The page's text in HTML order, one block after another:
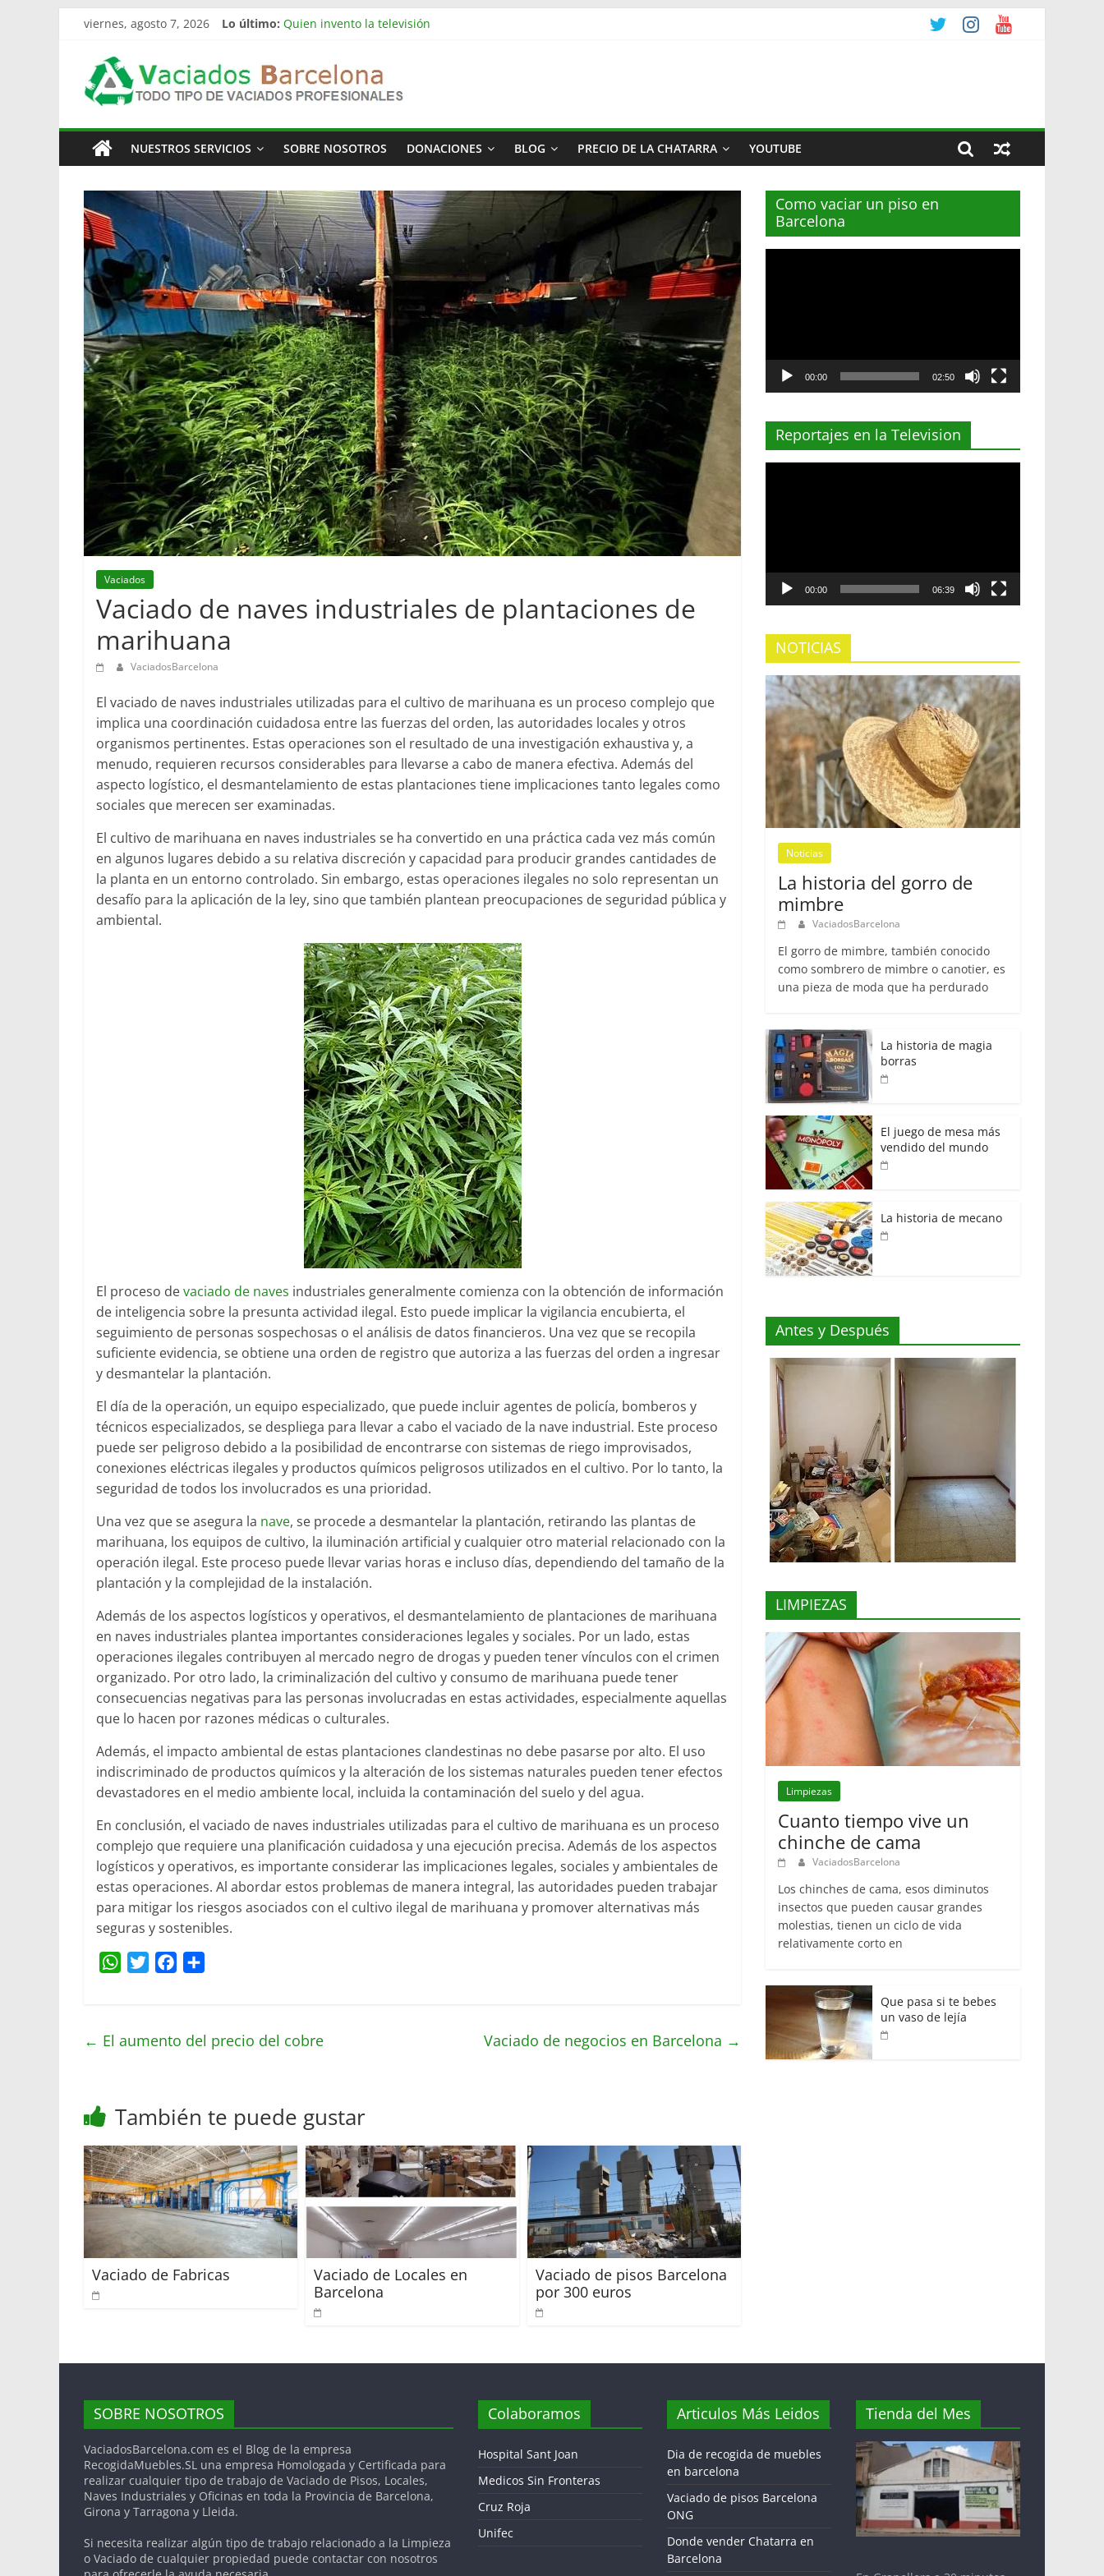
Saltar
contenido
viernes, agosto 7, 2026 Lo último: Quien invento la televisión
Vaciamos Masías: vaciado de pisos, locales, naves y propiedades completas
La televisión más cara del mundo
Vaciado
Pisos
Barcelona
Todo
Tipo
de
Vaciados
en
Barcelona
NUESTROS SERVICIOS SOBRE NOSOTROS DONACIONES BLOG PRECIO DE LA CHATARRA YOUTUBE
Vaciados
Vaciado de naves industriales de plantaciones de
marihuana
VaciadosBarcelona
El vaciado de naves industriales utilizadas para el cultivo de marihuana es un proceso complejo que
implica una coordinación cuidadosa entre las fuerzas del orden, las autoridades locales y otros
organismos pertinentes. Estas operaciones son el resultado de una investigación exhaustiva y, a
menudo, requieren recursos considerables para llevarse a cabo de manera efectiva. Además del
aspecto logístico, el desmantelamiento de estas plantaciones tiene implicaciones tanto legales como
sociales que merecen ser examinadas.
El cultivo de marihuana en naves industriales se ha convertido en una práctica cada vez más común
en algunos lugares debido a su relativa discreción y capacidad para producir grandes cantidades de
la planta en un entorno controlado. Sin embargo, estas operaciones ilegales no solo representan un
desafío para la aplicación de la ley, sino que también plantean preocupaciones de seguridad pública y
ambiental.
El proceso devaciado de naves industriales generalmente comienza con la obtención de información
de inteligencia sobre la presunta actividad ilegal. Esto puede implicar la vigilancia encubierta, el
seguimiento de personas sospechosas o el análisis de datos financieros. Una vez que se recopila
suficiente evidencia, se obtiene una orden de registro que autoriza a las fuerzas del orden a ingresar
y desmantelar la plantación.
El día de la operación, un equipo especializado, que puede incluir agentes de policía, bomberos y
técnicos especializados, se despliega para llevar a cabo el vaciado de la nave industrial. Este proceso
puede ser peligroso debido a la posibilidad de encontrarse con sistemas de riego improvisados,
conexiones eléctricas ilegales y productos químicos peligrosos utilizados en el cultivo. Por lo tanto, la
seguridad de todos los involucrados es una prioridad.
Una vez que se asegura la nave, se procede a desmantelar la plantación, retirando las plantas de
marihuana, los equipos de cultivo, la iluminación artificial y cualquier otro material relacionado con la
operación ilegal. Este proceso puede llevar varias horas e incluso días, dependiendo del tamaño de la
plantación y la complejidad de la instalación.
Además de los aspectos logísticos y operativos, el desmantelamiento de plantaciones de marihuana
en naves industriales plantea importantes consideraciones legales y sociales. Por un lado, estas
operaciones ilegales contribuyen al mercado negro de drogas y pueden tener vínculos con el crimen
organizado. Por otro lado, la criminalización del cultivo y consumo de marihuana puede tener
consecuencias negativas para las personas involucradas en estas actividades, especialmente aquellas
que lo hacen por razones médicas o culturales.
Además, el impacto ambiental de estas plantaciones clandestinas no debe pasarse por alto. El uso
indiscriminado de productos químicos y la alteración de los sistemas naturales pueden tener efectos
devastadores en el medio ambiente local, incluida la contaminación del suelo y del agua.
En conclusión, el vaciado de naves industriales utilizadas para el cultivo de marihuana es un proceso
complejo que requiere una planificación cuidadosa y una ejecución precisa. Además de los aspectos
logísticos y operativos, es importante considerar las implicaciones legales, sociales y ambientales de
estas operaciones. Al abordar estos problemas de manera integral, las autoridades pueden trabajar
para mitigar los riesgos asociados con el cultivo ilegal de marihuana y promover alternativas más
seguras y sostenibles.
W
s
p
t
b
k
a
← El aumento del precio del cobre Vaciado de negocios en Barcelona →
También te puede gustar
Vaciado de Fabricas
Vaciado de Locales en
Barcelona
Vaciado de pisos Barcelona
por 300 euros
Como vaciar un piso en
Barcelona
00:00 02:50
Reportajes en la Television
00:00 06:39
NOTICIAS
Noticias
La historia del gorro de
mimbre
VaciadosBarcelona
El gorro de mimbre, también conocido
como sombrero de mimbre o canotier, es
una pieza de moda que ha perdurado
La historia de magia
borras
El juego de mesa más
vendido del mundo
La historia de mecano
Antes y Después
LIMPIEZAS
Limpiezas
Cuanto tiempo vive un
chinche de cama
VaciadosBarcelona
Los chinches de cama, esos diminutos
insectos que pueden causar grandes
molestias, tienen un ciclo de vida
relativamente corto en
Que pasa si te bebes
un vaso de lejía
SOBRE NOSOTROS
VaciadosBarcelona.com es el Blog de la empresa
RecogidaMuebles.SL una empresa Homologada y Certificada para
realizar cualquier tipo de trabajo de Vaciado de Pisos, Locales,
Naves Industriales y Oficinas en toda la Provincia de Barcelona,
Girona y Tarragona y Lleida.
Si necesita realizar algún tipo de trabajo relacionado a la Limpieza
o Vaciado de cualquier propiedad puede contactar con nosotros
Colaboramos
Hospital Sant Joan
Medicos Sin Fronteras
Cruz Roja
Unifec
Articulos Más Leidos
Dia de recogida de muebles
en barcelona
Vaciado de pisos Barcelona
ONG
Donde vender Chatarra en
Barcelona
Tienda del Mes